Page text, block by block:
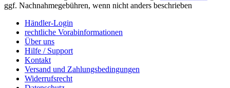
ggf. Nachnahmegebühren, wenn nicht anders beschrieben
Händler-Login
rechtliche Vorabinformationen
Über uns
Hilfe / Support
Kontakt
Versand und Zahlungsbedingungen
Widerrufsrecht